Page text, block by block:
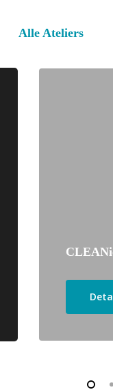
Alle Ateliers